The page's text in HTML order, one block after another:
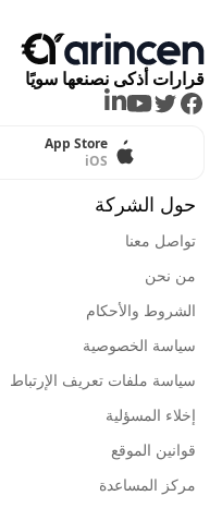
قرارات أذكى نصنعها سويًا
Facebook
Twitter
Youtube
LinkedIn
App Store
iOS
حول الشركة
تواصل معنا
من نحن
الشروط والأحكام
سياسة الخصوصية
سياسة ملفات تعريف الإرتباط
إخلاء المسؤلية
قوانين الموقع
مركز المساعدة